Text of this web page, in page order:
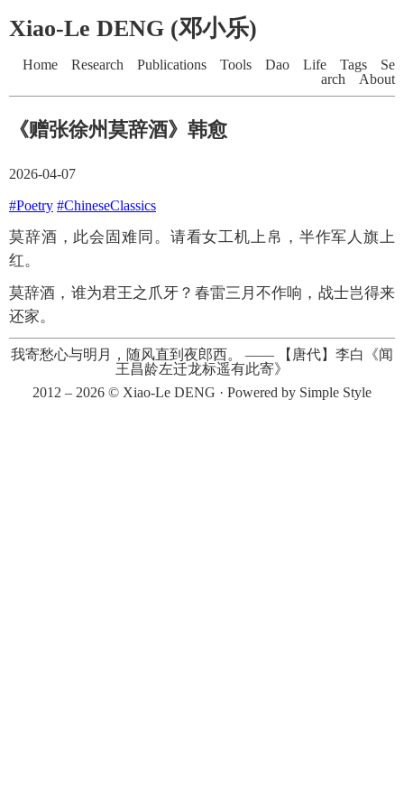
Xiao-Le DENG (邓小乐)
Home Research Publications Tools Dao Life Tags
Se
arch
About
《赠张徐州莫辞酒》韩愈
2026-04-07
#Poetry #ChineseClassics
莫辞酒，此会固难同。请看女工机上帛，半作军人旗上
红。
莫辞酒，谁为君王之爪牙？春雷三月不作响，战士岂得来
还家。
我寄愁心与明月，随风直到夜郎西。 ——
【唐代】李白《闻
王昌龄左迁龙标遥有此寄》
2012 – 2026 © Xiao-Le DENG · Powered by Simple Style